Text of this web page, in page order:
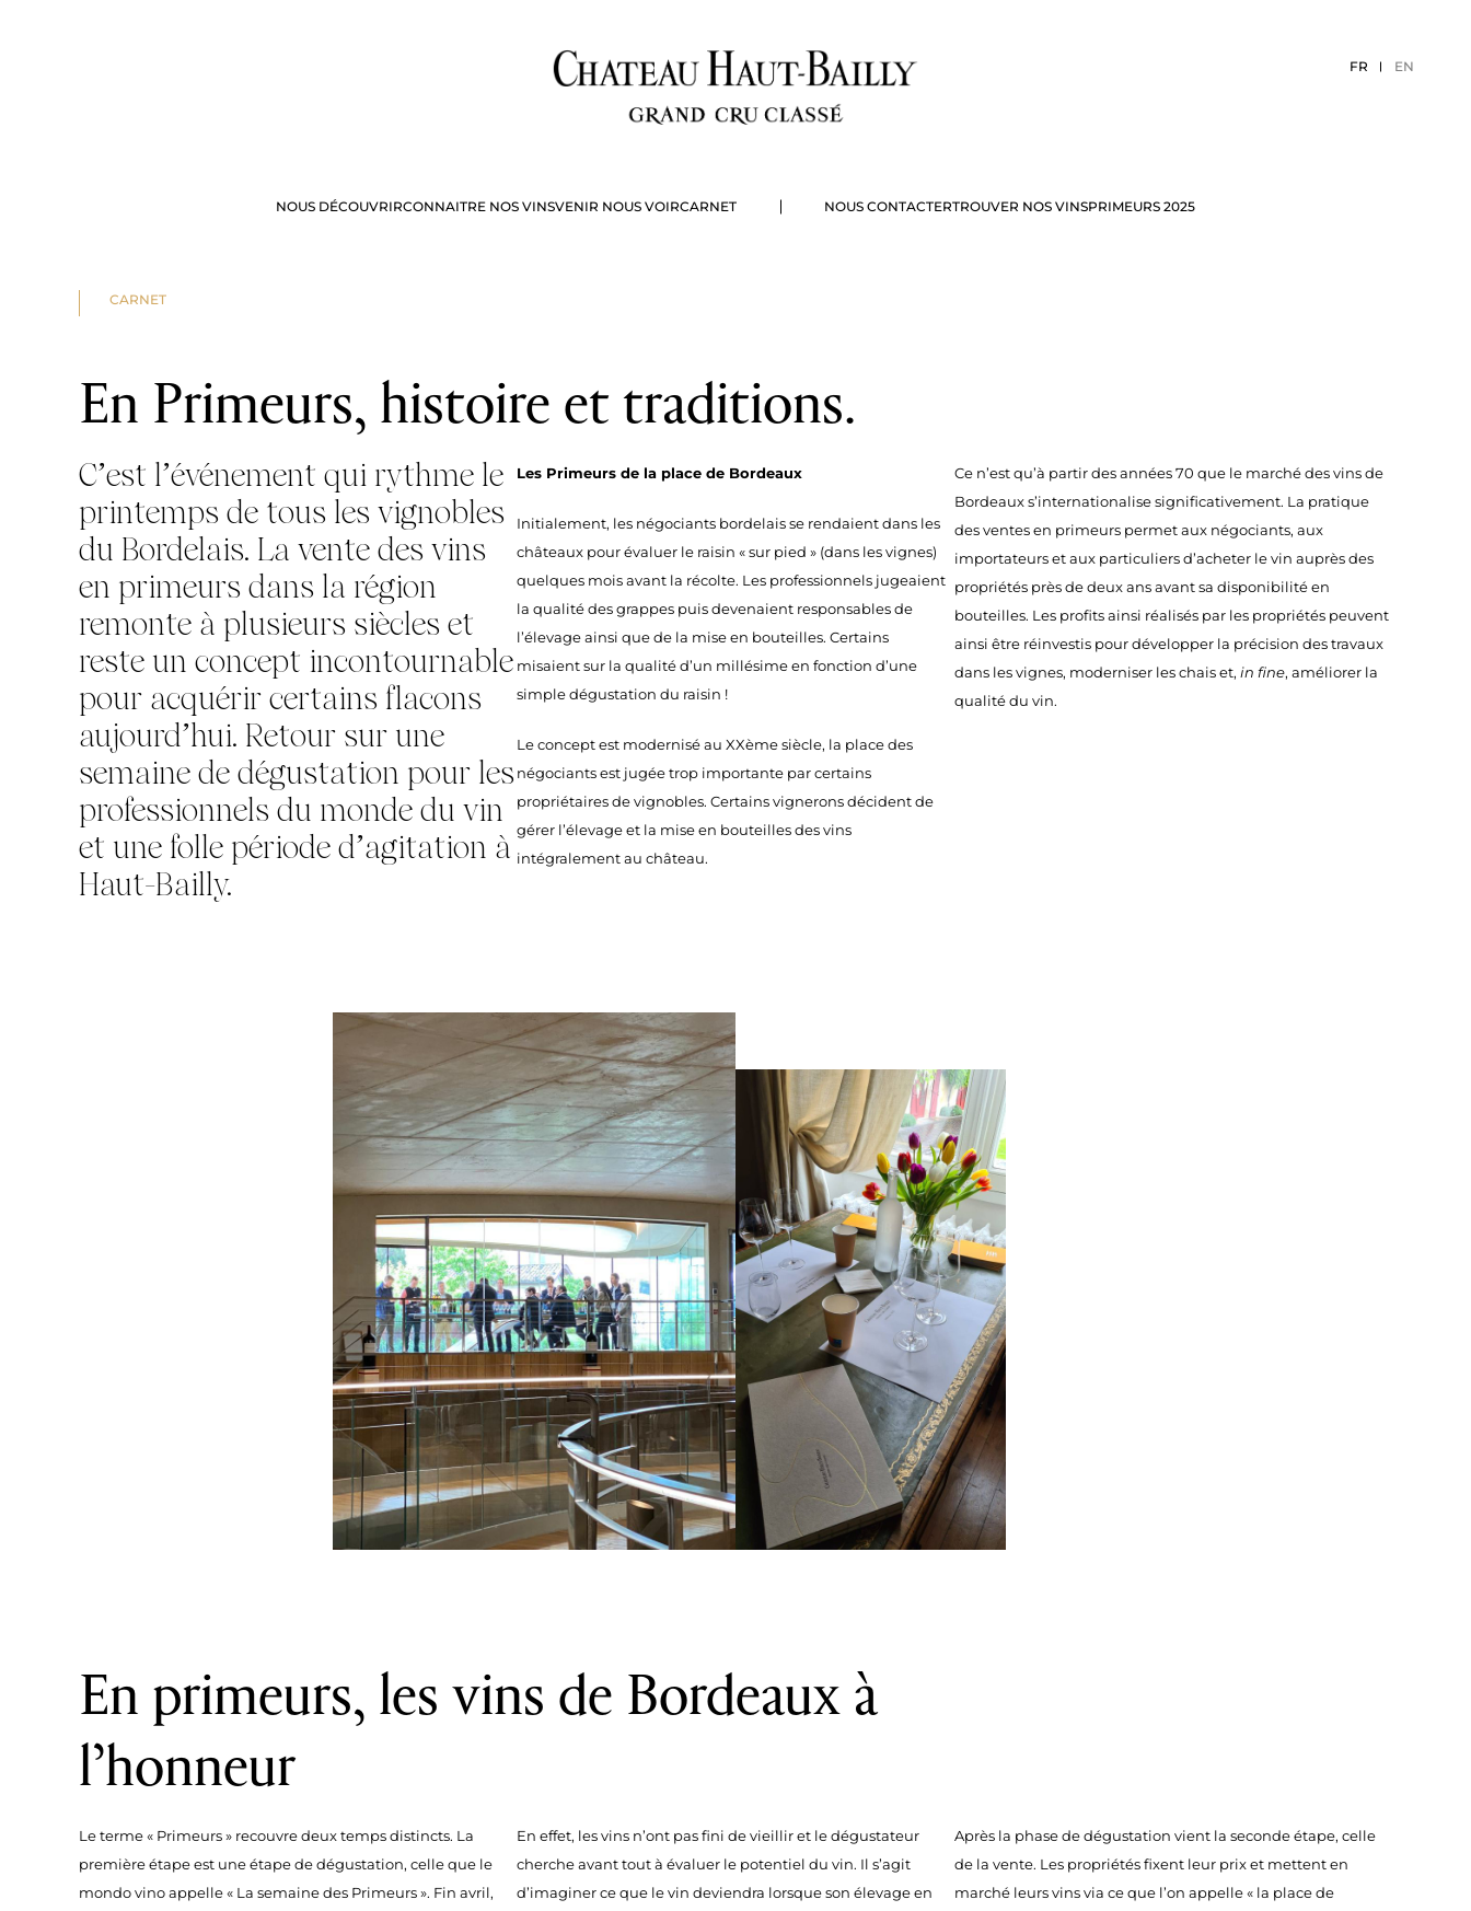
NOUS DÉCOUVRIRCONNAITRE NOS VINSVENIR NOUS VOIRCARNET NOUS CONTACTERTROUVER NOS VINSPRIMEURS 2025
FR EN
CARNET
En Primeurs, histoire et traditions.
C’est l’événement qui rythme le
printemps de tous les vignobles
du Bordelais. La vente des vins
en primeurs dans la région
remonte à plusieurs siècles et
reste un concept incontournable
pour acquérir certains flacons
aujourd’hui. Retour sur une
semaine de dégustation pour les
professionnels du monde du vin
et une folle période d’agitation à
Haut-Bailly.
Les Primeurs de la place de Bordeaux
Initialement, les négociants bordelais se rendaient dans les
châteaux pour évaluer le raisin « sur pied » (dans les vignes)
quelques mois avant la récolte. Les professionnels jugeaient
la qualité des grappes puis devenaient responsables de
l’élevage ainsi que de la mise en bouteilles. Certains
misaient sur la qualité d’un millésime en fonction d’une
simple dégustation du raisin !
Le concept est modernisé au XXème siècle, la place des
négociants est jugée trop importante par certains
propriétaires de vignobles. Certains vignerons décident de
gérer l’élevage et la mise en bouteilles des vins
intégralement au château.
Ce n’est qu’à partir des années 70 que le marché des vins de
Bordeaux s’internationalise significativement. La pratique
des ventes en primeurs permet aux négociants, aux
importateurs et aux particuliers d’acheter le vin auprès des
propriétés près de deux ans avant sa disponibilité en
bouteilles. Les profits ainsi réalisés par les propriétés peuvent
ainsi être réinvestis pour développer la précision des travaux
dans les vignes, moderniser les chais et, in fine, améliorer la
qualité du vin.
En primeurs, les vins de Bordeaux à
l’honneur
Le terme « Primeurs » recouvre deux temps distincts. La
première étape est une étape de dégustation, celle que le
mondo vino appelle « La semaine des Primeurs ». Fin avril,
En effet, les vins n’ont pas fini de vieillir et le dégustateur
cherche avant tout à évaluer le potentiel du vin. Il s’agit
d’imaginer ce que le vin deviendra lorsque son élevage en
Après la phase de dégustation vient la seconde étape, celle
de la vente. Les propriétés fixent leur prix et mettent en
marché leurs vins via ce que l’on appelle « la place de